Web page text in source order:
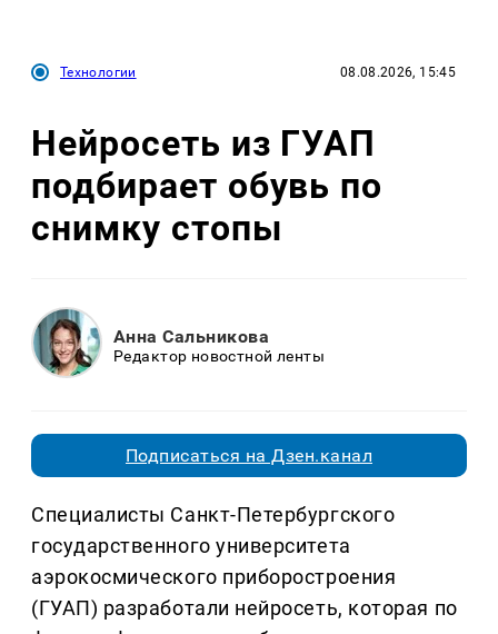
Технологии 08.08.2026, 15:45
Нейросеть из ГУАП
подбирает обувь по
снимку стопы
Анна Сальникова
Редактор новостной ленты
Подписаться на Дзен.канал
Специалисты Санкт-Петербургского
государственного университета
аэрокосмического приборостроения
(ГУАП) разработали нейросеть, которая по